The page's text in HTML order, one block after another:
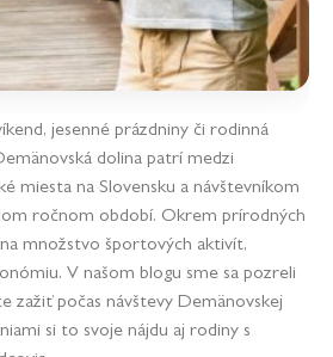
jesenné prázdniny či rodinná
dolina patrí medzi
miesta na Slovensku a návštevníkom
ročnom období. Okrem prírodných
množstvo športových aktivít,
V našom blogu sme sa pozreli
zažiť počas návštevy Demänovskej
si to svoje nájdu aj rodiny s